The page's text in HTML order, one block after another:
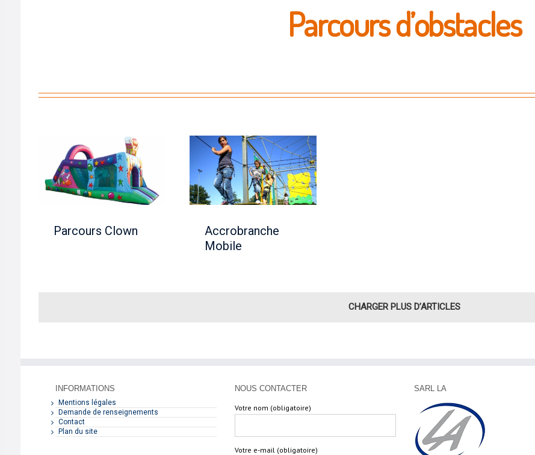
Parcours d’obstacles
Parcours Clown
Accrobranche
Mobile
Accrobranche
Mobile
CHARGER PLUS D’ARTICLES
INFORMATIONS
Mentions légales
Demande de renseignements
Contact
Plan du site
NOUS CONTACTER
Votre nom (obligatoire)
Votre e-mail (obligatoire)
SARL LA